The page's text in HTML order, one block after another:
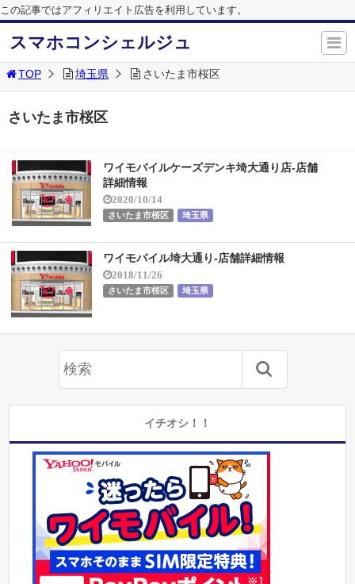
この記事ではアフィリエイト広告を利用しています。
スマホコンシェルジュ
TOP 埼玉県 さいたま市桜区
さいたま市桜区
ワイモバイルケーズデンキ埼大通り店-店舗
詳細情報
2020/10/14
さいたま市桜区 埼玉県
ワイモバイル埼大通り-店舗詳細情報
2018/11/26
さいたま市桜区 埼玉県
イチオシ！！